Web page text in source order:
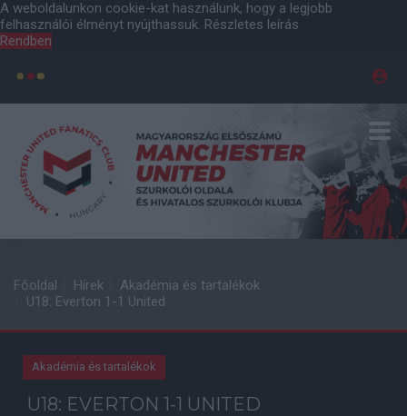
A weboldalunkon cookie-kat használunk, hogy a legjobb
felhasználói élményt nyújthassuk. Részletes leírás
Rendben
Főoldal Hírek
Akadémia és tartalékok
U18: Everton 1-1 United
Akadémia és tartalékok
U18: EVERTON 1-1 UNITED